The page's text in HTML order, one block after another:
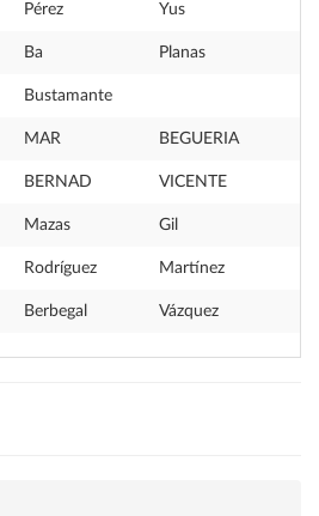
Pérez Yus
Ba Planas
Bustamante
MAR BEGUERIA
BERNAD VICENTE
Mazas Gil
Rodríguez Martínez
Berbegal Vázquez